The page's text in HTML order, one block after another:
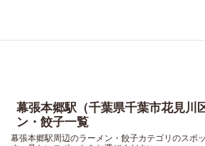
幕張本郷駅（千葉県千葉市花見川
ン・餃子一覧
幕張本郷駅周辺のラーメン・餃子カテゴリのスポ